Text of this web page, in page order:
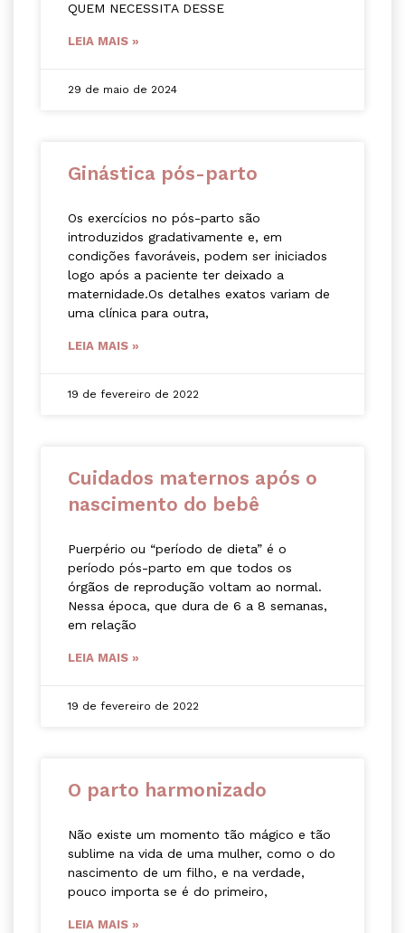
QUEM NECESSITA DESSE
LEIA MAIS »
29 de maio de 2024
Ginástica pós-parto
Os exercícios no pós-parto são
introduzidos gradativamente e, em
condições favoráveis, podem ser iniciados
logo após a paciente ter deixado a
maternidade.Os detalhes exatos variam de
uma clínica para outra,
LEIA MAIS »
19 de fevereiro de 2022
Cuidados maternos após o
nascimento do bebê
Puerpério ou “período de dieta” é o
período pós-parto em que todos os
órgãos de reprodução voltam ao normal.
Nessa época, que dura de 6 a 8 semanas,
em relação
LEIA MAIS »
19 de fevereiro de 2022
O parto harmonizado
Não existe um momento tão mágico e tão
sublime na vida de uma mulher, como o do
nascimento de um filho, e na verdade,
pouco importa se é do primeiro,
LEIA MAIS »